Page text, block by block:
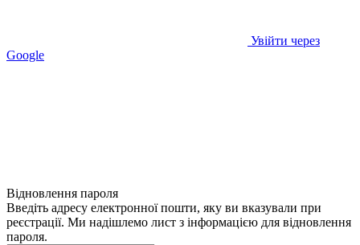
Увійти через
Google
Відновлення пароля
Введіть адресу електронної пошти, яку ви вказували при
реєстрації. Ми надішлемо лист з інформацією для відновлення
пароля.